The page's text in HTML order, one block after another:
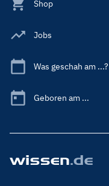
Shop
Jobs
Was geschah am ...?
Geboren am ...